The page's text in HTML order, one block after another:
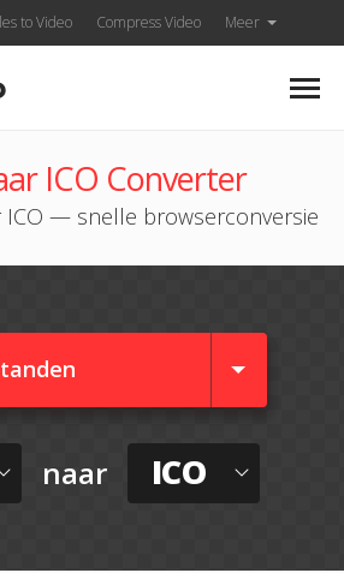
to Video Compress Video Meer
ICO Converter
ICO — snelle browserconversie
naar ICO